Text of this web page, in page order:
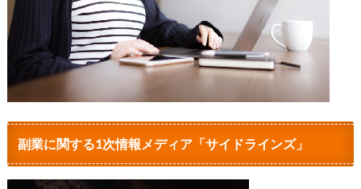
副業に関する1次情報メディア「サイドラインズ」